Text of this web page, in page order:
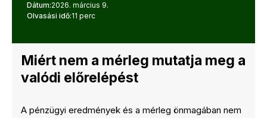
Dátum:2026. március 9.
Olvasási idő:11 perc
Miért nem a mérleg mutatja meg a
valódi előrelépést
A pénzügyi eredmények és a mérleg önmagában nem